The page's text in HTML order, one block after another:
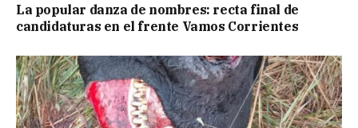
La popular danza de nombres: recta final de
candidaturas en el frente Vamos Corrientes